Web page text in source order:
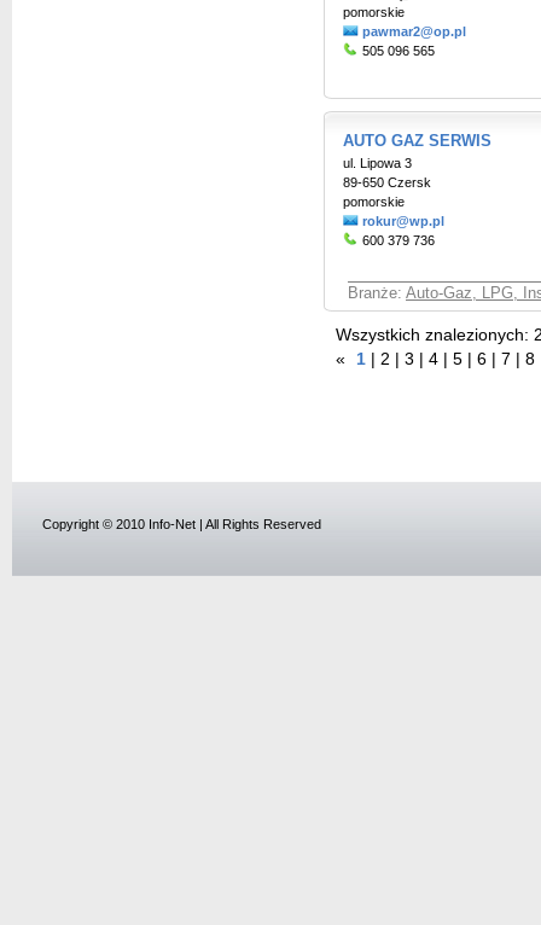
pomorskie
pawmar2@op.pl
505 096 565
AUTO GAZ SERWIS
ul. Lipowa 3
89-650 Czersk
pomorskie
rokur@wp.pl
600 379 736
Branże: Auto-Gaz, LPG,
Wszystkich znalezionych:
«
1 2 3 4 5 6 7 8
Copyright © 2010 Info-Net | All Rights Reserved